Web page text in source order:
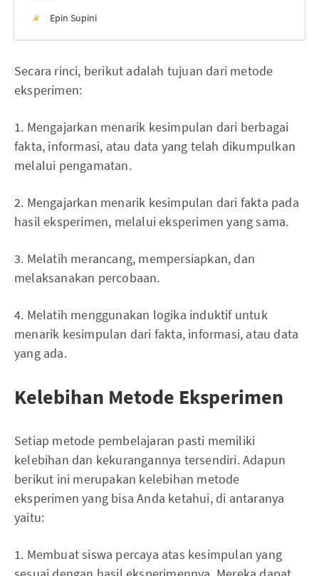
Epin Supini
Secara rinci, berikut adalah tujuan dari metode
eksperimen:
1. Mengajarkan menarik kesimpulan dari berbagai
fakta, informasi, atau data yang telah dikumpulkan
melalui pengamatan.
2. Mengajarkan menarik kesimpulan dari fakta pada
hasil eksperimen, melalui eksperimen yang sama.
3. Melatih merancang, mempersiapkan, dan
melaksanakan percobaan.
4. Melatih menggunakan logika induktif untuk
menarik kesimpulan dari fakta, informasi, atau data
yang ada.
Kelebihan Metode Eksperimen
Setiap metode pembelajaran pasti memiliki
kelebihan dan kekurangannya tersendiri. Adapun
berikut ini merupakan kelebihan metode
eksperimen yang bisa Anda ketahui, di antaranya
yaitu:
1. Membuat siswa percaya atas kesimpulan yang